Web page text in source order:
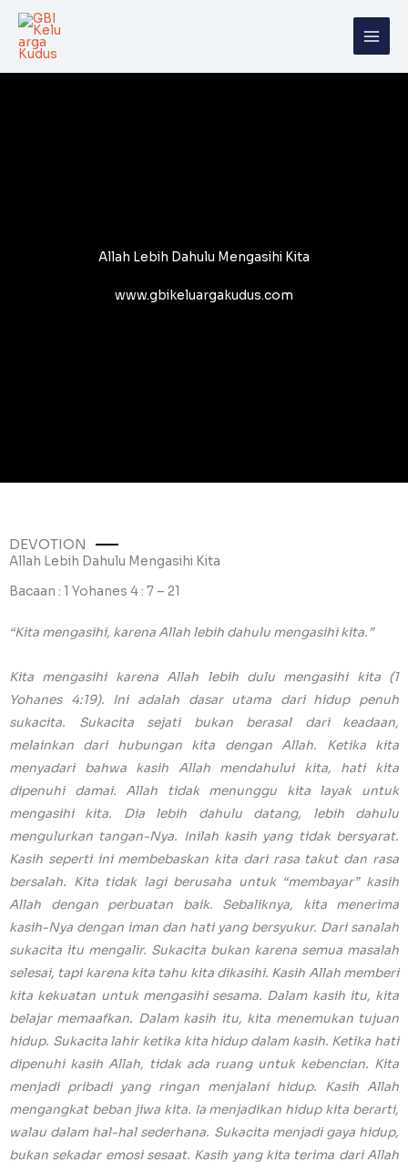
Skip
content
Allah Lebih Dahulu Mengasihi Kita
www.gbikeluargakudus.com
DEVOTION
Allah Lebih Dahulu Mengasihi Kita
Bacaan : 1 Yohanes 4 : 7 – 21
“Kita mengasihi, karena Allah lebih dahulu mengasihi kita.”
Kita mengasihi karena Allah lebih dulu mengasihi kita (1
Yohanes 4:19). Ini adalah dasar utama dari hidup penuh
sukacita. Sukacita sejati bukan berasal dari keadaan,
melainkan dari hubungan kita dengan Allah. Ketika kita
menyadari bahwa kasih Allah mendahului kita, hati kita
dipenuhi damai. Allah tidak menunggu kita layak untuk
mengasihi kita. Dia lebih dahulu datang, lebih dahulu
mengulurkan tangan-Nya. Inilah kasih yang tidak bersyarat.
Kasih seperti ini membebaskan kita dari rasa takut dan rasa
bersalah. Kita tidak lagi berusaha untuk “membayar” kasih
Allah dengan perbuatan baik. Sebaliknya, kita menerima
kasih-Nya dengan iman dan hati yang bersyukur. Dari sanalah
sukacita itu mengalir. Sukacita bukan karena semua masalah
selesai, tapi karena kita tahu kita dikasihi. Kasih Allah memberi
kita kekuatan untuk mengasihi sesama. Dalam kasih itu, kita
belajar memaafkan. Dalam kasih itu, kita menemukan tujuan
hidup. Sukacita lahir ketika kita hidup dalam kasih. Ketika hati
dipenuhi kasih Allah, tidak ada ruang untuk kebencian. Kita
menjadi pribadi yang ringan menjalani hidup. Kasih Allah
mengangkat beban jiwa kita. Ia menjadikan hidup kita berarti,
walau dalam hal-hal sederhana. Sukacita menjadi gaya hidup,
bukan sekadar emosi sesaat. Kasih yang kita terima dari Allah